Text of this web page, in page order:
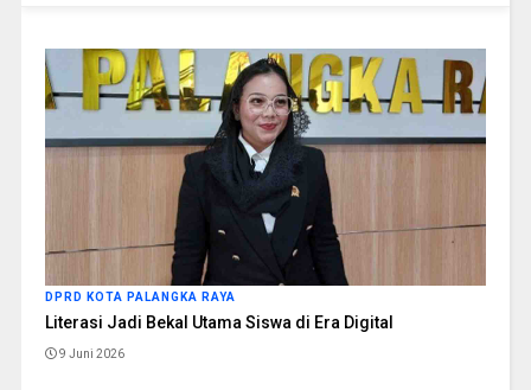
DPRD KOTA PALANGKA RAYA
Literasi Jadi Bekal Utama Siswa di Era Digital
9 Juni 2026